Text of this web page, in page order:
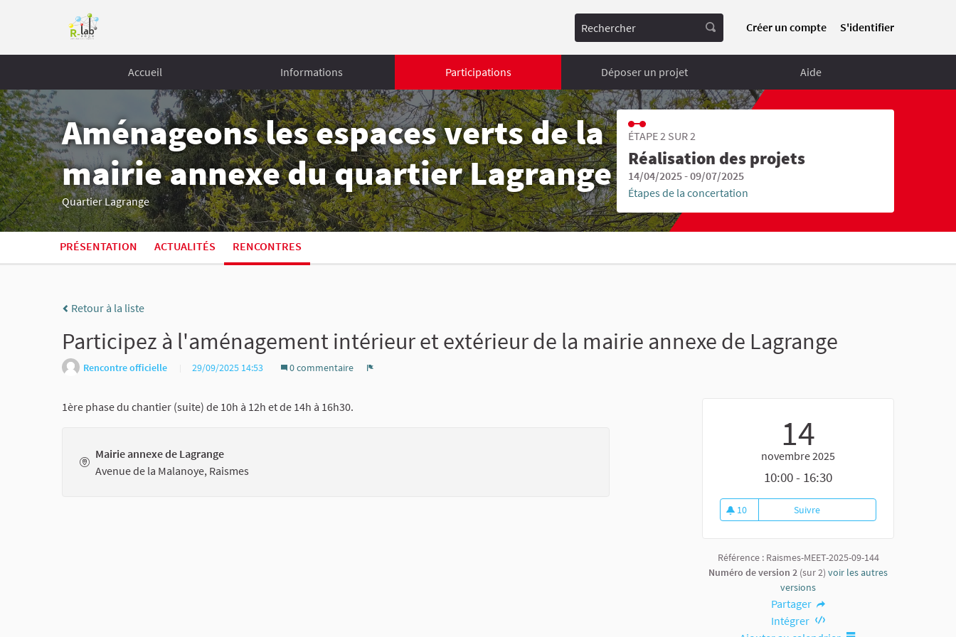
Rechercher Créer un compte S'identifier
Accueil Informations Participations Déposer un projet Aide
Aménageons les espaces verts de la
mairie annexe du quartier Lagrange
Quartier Lagrange
ÉTAPE 2 SUR 2
Réalisation des projets
14/04/2025 - 09/07/2025
Étapes de la concertation
PRÉSENTATION ACTUALITÉS RENCONTRES
Retour à la liste
Participez à l'aménagement intérieur et extérieur de la mairie annexe de Lagrange
Rencontre officielle 29/09/2025 14:53 0 commentaire
14
novembre 2025
10:00 - 16:30
10
10 abonnés
SuivreParticipez à l'aménagement
Référence : Raismes-MEET-2025-09-144
Numéro de version 2 (sur 2) voir les autres
versions
Partager
Intégrer
1ère phase du chantier (suite) de 10h à 12h et de 14h à 16h30.
Mairie annexe de Lagrange
Avenue de la Malanoye, Raismes